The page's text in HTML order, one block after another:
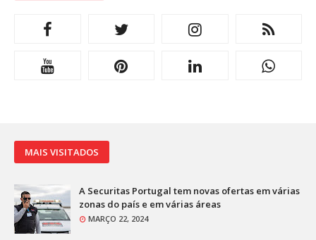
MAIS VISITADOS
A Securitas Portugal tem novas ofertas em várias
zonas do país e em várias áreas
MARÇO 22, 2024